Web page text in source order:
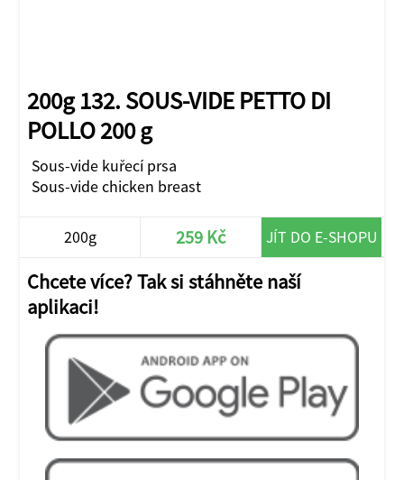
200g 132. SOUS-VIDE PETTO DI
POLLO 200 g
Sous-vide kuřecí prsa
Sous-vide chicken breast
200g 259 Kč JÍT DO E-SHOPU
Chcete více? Tak si stáhněte naší
aplikaci!